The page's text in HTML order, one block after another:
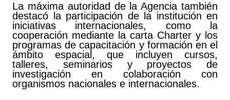
La máxima autoridad de la Agencia también
destacó la participación de la institución en
iniciativas internacionales, como la
cooperación mediante la carta Charter y los
programas de capacitación y formación en el
ámbito espacial, que incluyen cursos,
talleres, seminarios y proyectos de
investigación en colaboración con
organismos nacionales e internacionales.